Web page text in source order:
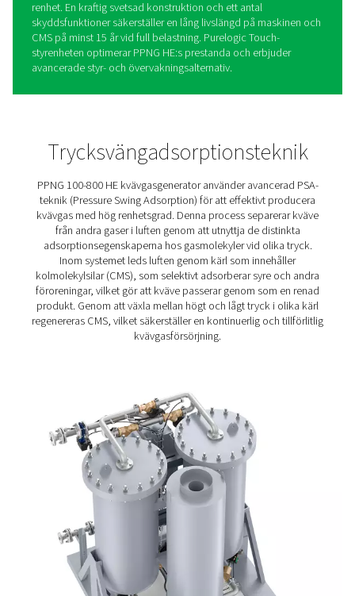
PPNG 100-800 HE PSA
kvävgasgeneratorer
PPNG 100-800 HE är Pneumatechs förstklassiga
kvävgasgenerator för högflödestillämpningar som
modifierad atmosfärisk förpackning, produktion av
litiumjonbatterier, kaffeförpackning och ölbryggning.
erbjuder klassens bästa tillförlitlighet, effektivitet och
renhet, även när den installeras utomhus. Dessa djärva
stöds av innovativa funktioner. PPNG HE:s innovativa
och högeffektiva CMS håller energikostnader och
Automatisk reglering av kvävetryck och renhet
renhet. En kraftig svetsad konstruktion och ett antal
skyddsfunktioner säkerställer en lång livslängd på
CMS på minst 15 år vid full belastning. Purelogic Touch-
styrenheten optimerarPPNG HE:s prestanda och
avancerade styr- och övervakningsalternativ.